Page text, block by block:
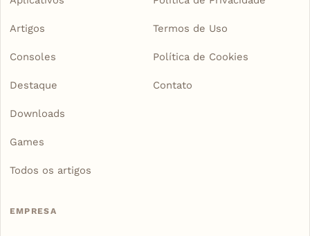
Artigos
Consoles
Destaque
Downloads
Games
Todos os artigos
Termos de Uso
Política de Cookies
Contato
EMPRESA